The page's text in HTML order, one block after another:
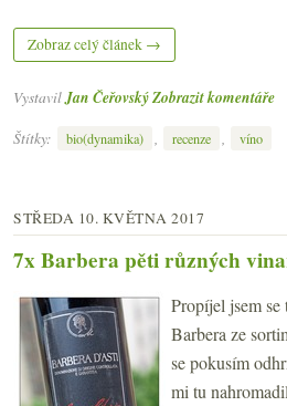
Zobraz celý článek →
VystavilJan ČeřovskýZobrazit komentáře
Štítky:
bio(dynamika) , recenze , víno
STŘEDA 10. KVĚTNA 2017
7x Barbera pěti různých
Propíjel jsem
Barbera ze
se pokusím
mi tu